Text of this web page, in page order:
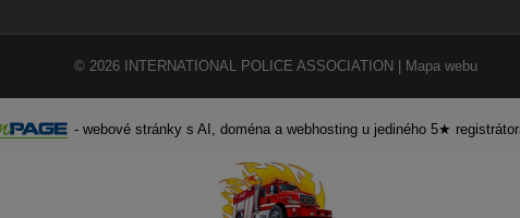
© 2026 INTERNATIONAL POLICE ASSOCIATION Mapa webu
- webové stránky s AI, doména a webhosting u jediného 5★